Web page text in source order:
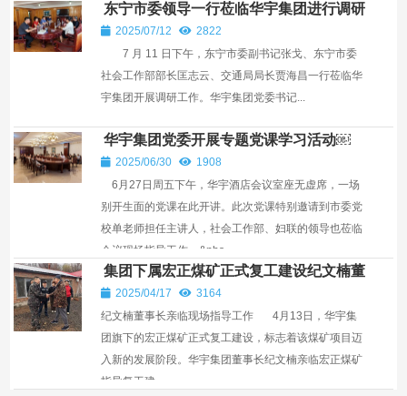
东宁市委领导一行莅临华宇集团进行调研
￼2025/07/12
2822
7 月 11 日下午，东宁市委副书记张戈、东宁市委
社会工作部部长匡志云、交通局局长贾海昌一行莅临华
宇集团开展调研工作。华宇集团党委书记...
华宇集团党委开展专题党课学习活动￼
2025/06/30
1908
6月27日周五下午，华宇酒店会议室座无虚席，一场
别开生面的党课在此开讲。此次党课特别邀请到市委党
校单老师担任主讲人，社会工作部、妇联的领导也莅临
会议现场指导工作。​ &nbs...
集团下属宏正煤矿正式复工建设纪文楠董
事长亲临现场指导工作￼
2025/04/17
3164
纪文楠董事长亲临现场指导工作 4月13日，华宇集
团旗下的宏正煤矿正式复工建设，标志着该煤矿项目迈
入新的发展阶段。华宇集团董事长纪文楠亲临宏正煤矿
指导复工建...